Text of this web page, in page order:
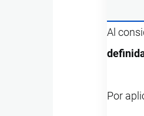
Al
Por